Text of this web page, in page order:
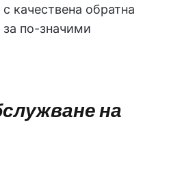
качествена обратна
за по-значими
на